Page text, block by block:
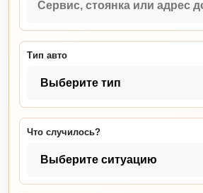
Тип авто
Что случилось?